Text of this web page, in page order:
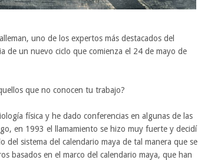
uno de los expertos más destacados del
de un nuevo ciclo que comienza el 24 de mayo de
que no conocen tu trabajo?
física y he dado conferencias en algunas de las
en 1993 el llamamiento se hizo muy fuerte y decidí
sistema del calendario maya de tal manera que se
basados ​​en el marco del calendario maya, que han